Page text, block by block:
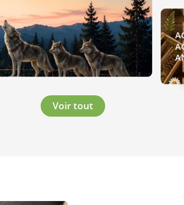
Voir tout